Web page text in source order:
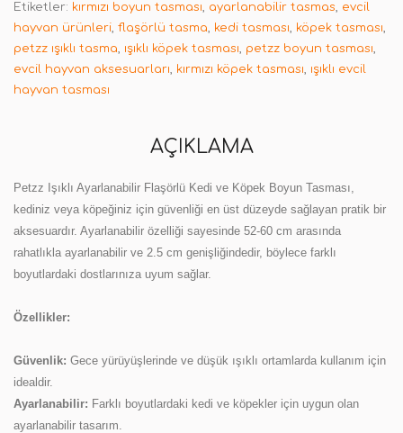
Etiketler: kırmızı boyun tasması, ayarlanabilir tasmas, evcil
hayvan ürünleri, flaşörlü tasma, kedi tasması, köpek tasması,
petzz ışıklı tasma, ışıklı köpek tasması, petzz boyun tasması,
evcil hayvan aksesuarları, kırmızı köpek tasması, ışıklı evcil
hayvan tasması
AÇIKLAMA
Petzz Işıklı Ayarlanabilir Flaşörlü Kedi ve Köpek Boyun Tasması,
kediniz veya köpeğiniz için güvenliği en üst düzeyde sağlayan pratik bir
aksesuardır. Ayarlanabilir özelliği sayesinde 52-60 cm arasında
rahatlıkla ayarlanabilir ve 2.5 cm genişliğindedir, böylece farklı
boyutlardaki dostlarınıza uyum sağlar.
Özellikler:
Güvenlik: Gece yürüyüşlerinde ve düşük ışıklı ortamlarda kullanım için
idealdir.
Ayarlanabilir: Farklı boyutlardaki kedi ve köpekler için uygun olan
ayarlanabilir tasarım.